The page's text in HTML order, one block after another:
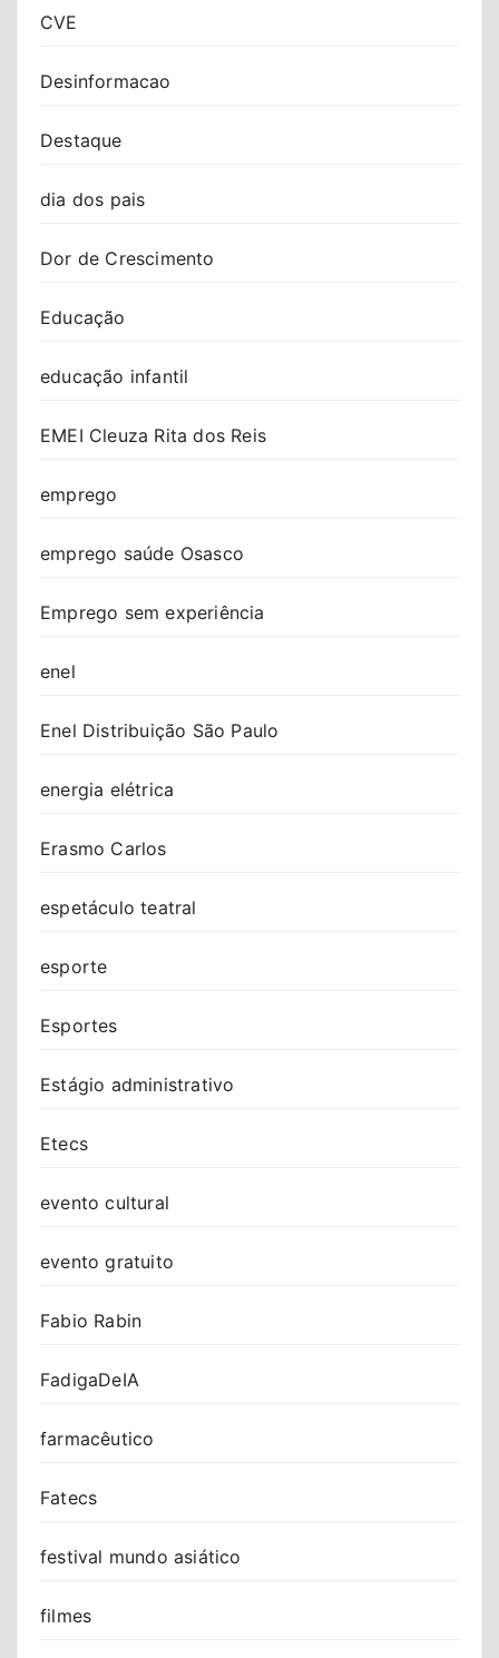
CVE
Desinformacao
Destaque
dia dos pais
Dor de Crescimento
Educação
educação infantil
EMEI Cleuza Rita dos Reis
emprego
emprego saúde Osasco
Emprego sem experiência
enel
Enel Distribuição São Paulo
energia elétrica
Erasmo Carlos
espetáculo teatral
esporte
Esportes
Estágio administrativo
Etecs
evento cultural
evento gratuito
Fabio Rabin
FadigaDeIA
farmacêutico
Fatecs
festival mundo asiático
filmes